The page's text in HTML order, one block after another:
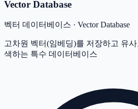
Vector Database
벡터 데이터베이스 · Vector Database
고차원 벡터(임베딩)를 저장하고 유
색하는 특수 데이터베이스